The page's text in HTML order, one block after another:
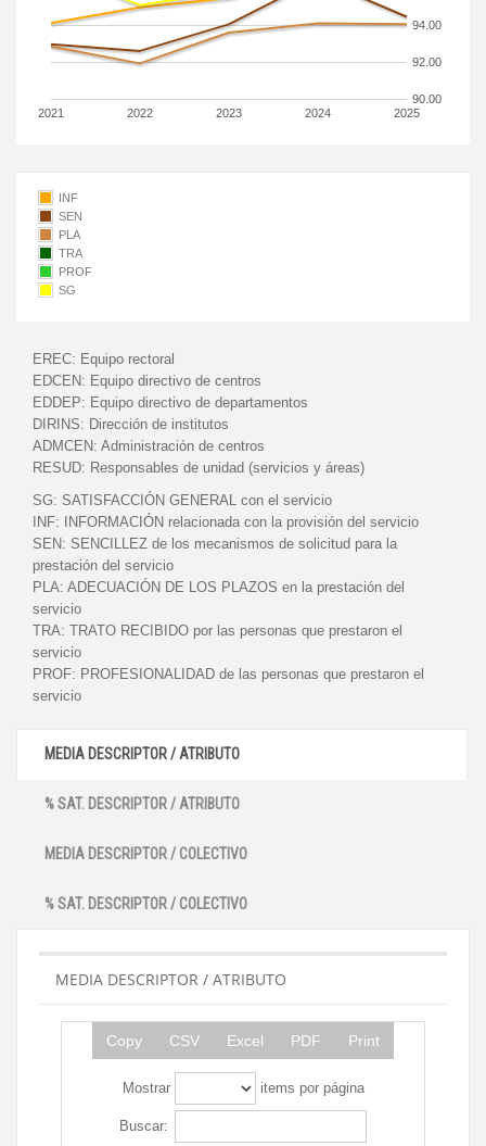
2021 2022 2023 2024 2025
90.00
92.00
94.00
INF
SEN
PLA
TRA
PROF
SG
EREC: Equipo rectoral
EDCEN: Equipo directivo de centros
EDDEP: Equipo directivo de departamentos
DIRINS: Dirección de institutos
ADMCEN: Administración de centros
RESUD: Responsables de unidad (servicios y áreas)
SG: SATISFACCIÓN GENERAL con el servicio
INF:
INFORMACIÓN relacionada con la provisión del servicio
SEN: SENCILLEZ de los mecanismos de solicitud para la
prestación del servicio
PLA: ADECUACIÓN DE LOS PLAZOS en la prestación del
servicio
TRA: TRATO RECIBIDO por las personas que prestaron el
servicio
PROF: PROFESIONALIDAD de las personas que prestaron el
servicio
MEDIA DESCRIPTOR / ATRIBUTO
% SAT. DESCRIPTOR / ATRIBUTO
MEDIA DESCRIPTOR / COLECTIVO
% SAT. DESCRIPTOR / COLECTIVO
MEDIA DESCRIPTOR / ATRIBUTO
Copy CSV Excel PDF Print
Mostrar items por página
Buscar: